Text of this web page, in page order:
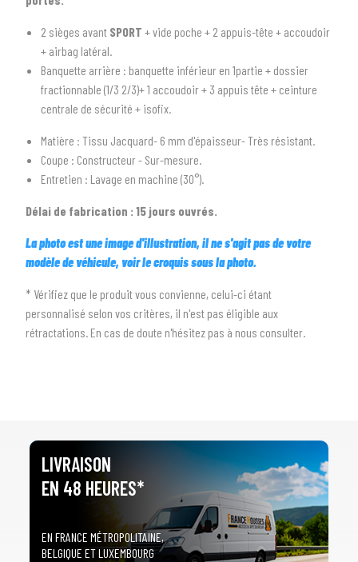
2SÉLECTIONNEZ LA MARQUE DE VOTRE VÉHICULE
Toutes les marques
PRÉCISEZ LE MODÈLE
Tous les modèles
arrow_drop_down
2 sièges avant SPORT + vide poche + 2 appuis-tête + accoudoir
+ airbag latéral.
Banquette arrière : banquette inférieur en 1partie + dossier
fractionnable (1/3 2/3)+ 1 accoudoir + 3 appuis tête + ceinture
centrale de sécurité + isofix.
Matière : Tissu Jacquard- 6 mm d'épaisseur- Très résistant.
Coupe : Constructeur - Sur-mesure.
Entretien : Lavage en machine (30°).
Délai de fabrication : 15 jours ouvrés.
La photo est une image d'illustration, il ne s'agit pas de votre
modèle de véhicule, voir le croquis sous la photo.
* Vérifiez que le produit vous convienne, celui-ci étant
personnalisé selon vos critères, il n'est pas éligible aux
rétractations. En cas de doute n'hésitez pas à nous consulter.
LIVRAISON
EN 48 HEURES*
EN FRANCE MÉTROPOLITAINE,
BELGIQUE ET LUXEMBOURG